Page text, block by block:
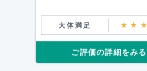
大体満足
ご評価の詳細をみる